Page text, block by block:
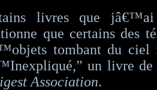
livres que jâ€™ai
que certains des
tombant du ciel
un livre de
Association.